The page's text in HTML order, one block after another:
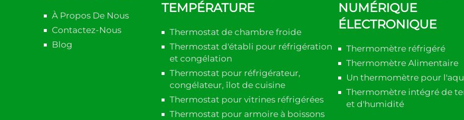
À Propos De Nous
Contactez-Nous
Blog
TEMPÉRATURE
Thermostat de chambre froide
Thermostat d'établi pour réfrigération
et congélation
Thermostat pour réfrigérateur,
congélateur, îlot de cuisine
Thermostat pour vitrines réfrigérées
Thermostat pour armoire à boissons
NUMÉRIQUE
ÉLECTRONIQUE
Thermomètre réfrigéré
Thermomètre Alimentaire
Un thermomètre pour
Thermomètre intégré de
et d'humidité